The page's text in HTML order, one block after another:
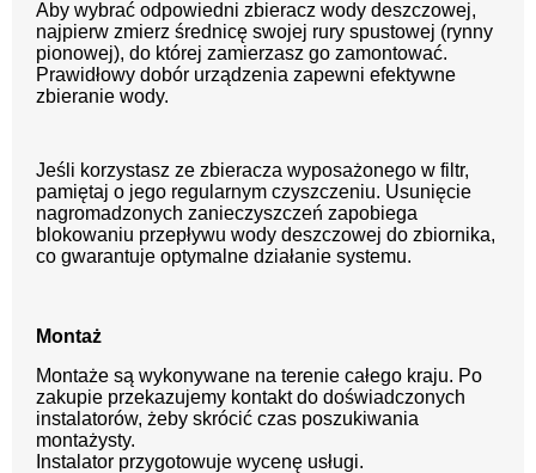
Aby wybrać odpowiedni zbieracz wody deszczowej,
najpierw zmierz średnicę swojej rury spustowej (rynny
pionowej), do której zamierzasz go zamontować.
Prawidłowy dobór urządzenia zapewni efektywne
zbieranie wody.
Jeśli korzystasz ze zbieracza wyposażonego w filtr,
pamiętaj o jego regularnym czyszczeniu. Usunięcie
nagromadzonych zanieczyszczeń zapobiega
blokowaniu przepływu wody deszczowej do zbiornika,
co gwarantuje optymalne działanie systemu.
Montaż
Montaże są wykonywane na terenie całego kraju. Po
zakupie przekazujemy kontakt do doświadczonych
instalatorów, żeby skrócić czas poszukiwania
montażysty.
Instalator przygotowuje wycenę usługi.